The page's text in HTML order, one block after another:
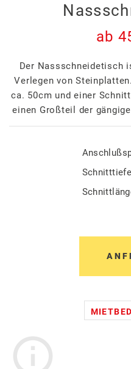
ab
Der Nassschneidetisch
Verlegen von
ca. 50cm und einer
einen Großteil der